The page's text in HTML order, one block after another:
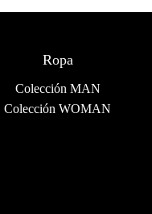
Ropa
Colección MAN
Colección WOMAN